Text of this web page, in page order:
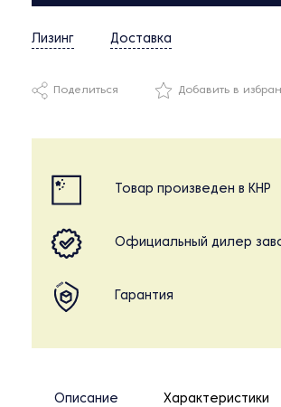
Лизинг Доставка
Поделиться Добавить в
Товар произведен в КНР
Официальный дилер
Гарантия
Описание Характеристики